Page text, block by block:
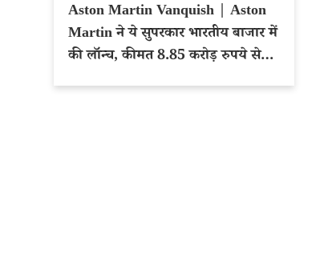
Aston Martin Vanquish | Aston
Martin ने ये सुपरकार भारतीय बाजार में
की लॉन्च, कीमत 8.85 करोड़ रुपये से